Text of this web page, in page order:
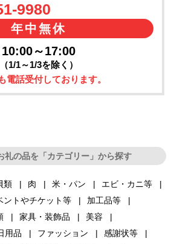
9980
年中無休
10:00～17:00
（1/1～1/3を除く）
電話受付しております。
礼の品を「カテゴリー」から探す
類 肉 米・パン
エビ・カニ等
ントやチケット等
加工品等
家具・装飾品
美容
用品 ファッション
感謝状等